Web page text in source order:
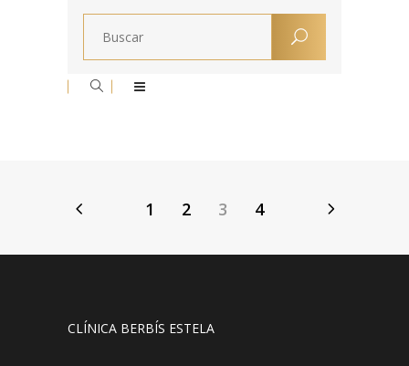
1 2 3 4
CLÍNICA BERBÍS ESTELA